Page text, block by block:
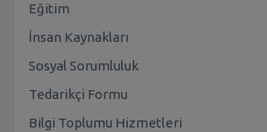
Eğitim
İnsan Kaynakları
Sosyal Sorumluluk
Tedarikçi Formu
Bilgi Toplumu Hizmetleri